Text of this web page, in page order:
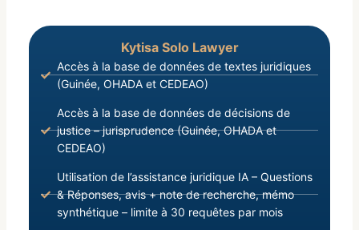
Article 1er : Est autorisée la ratification de l’accord
de prêt entre la République de Guinée et la
Banque Islamique de Développement concernant
le projet d’appui au secteur de la Santé post-
Octobre 2016 pour un montant de 51240.000
euros.
Kytisa Solo Lawyer
Accès à la base de données de textes juridiques
(Guinée, OHADA et CEDEAO)
Accès à la base de données de décisions de
justice – jurisprudence (Guinée, OHADA et
CEDEAO)
Utilisation de l’assistance juridique IA – Questions
& Réponses, avis + note de recherche, mémo
synthétique – limite à 30 requêtes par mois